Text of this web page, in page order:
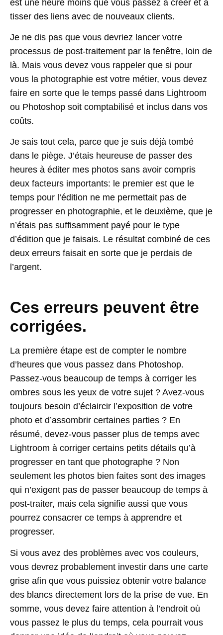
est une heure moins que vous passez à créer et à
tisser des liens avec de nouveaux clients.
Je ne dis pas que vous devriez lancer votre
processus de post-traitement par la fenêtre, loin de
là. Mais vous devez vous rappeler que si pour
vous la photographie est votre métier, vous devez
faire en sorte que le temps passé dans Lightroom
ou Photoshop soit comptabilisé et inclus dans vos
coûts.
Je sais tout cela, parce que je suis déjà tombé
dans le piège. J’étais heureuse de passer des
heures à éditer mes photos sans avoir compris
deux facteurs importants: le premier est que le
temps pour l’édition ne me permettait pas de
progresser en photographie, et le deuxième, que je
n’étais pas suffisamment payé pour le type
d’édition que je faisais. Le résultat combiné de ces
deux erreurs faisait en sorte que je perdais de
l’argent.
Ces erreurs peuvent être
corrigées.
La première étape est de compter le nombre
d’heures que vous passez dans Photoshop.
Passez-vous beaucoup de temps à corriger les
ombres sous les yeux de votre sujet ? Avez-vous
toujours besoin d’éclaircir l’exposition de votre
photo et d’assombrir certaines parties ? En
résumé, devez-vous passer plus de temps avec
Lightroom à corriger certains petits détails qu’à
progresser en tant que photographe ? Non
seulement les photos bien faites sont des images
qui n’exigent pas de passer beaucoup de temps à
post-traiter, mais cela signifie aussi que vous
pourrez consacrer ce temps à apprendre et
progresser.
Si vous avez des problèmes avec vos couleurs,
vous devrez probablement investir dans une carte
grise afin que vous puissiez obtenir votre balance
des blancs directement lors de la prise de vue. En
somme, vous devez faire attention à l’endroit où
vous passez le plus du temps, cela pourrait vous